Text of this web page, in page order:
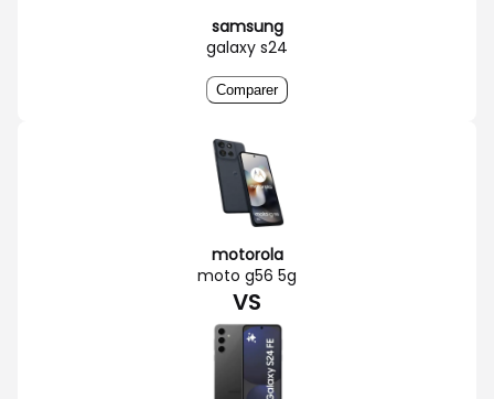
samsung
galaxy s24
Comparer
motorola
moto g56 5g
VS